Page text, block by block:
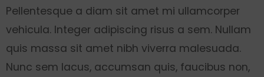
Pellentesque a diam sit amet mi ullamcorper
vehicula. Integer adipiscing risus a sem. Nullam
quis massa sit amet nibh viverra malesuada.
Nunc sem lacus, accumsan quis, faucibus non,